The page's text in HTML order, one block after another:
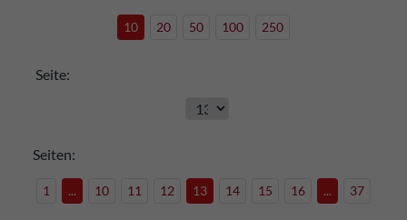
10 20 50 100 250
Seite:
Seiten:
1 ... 10 11 12 13 14 15 16 ... 37